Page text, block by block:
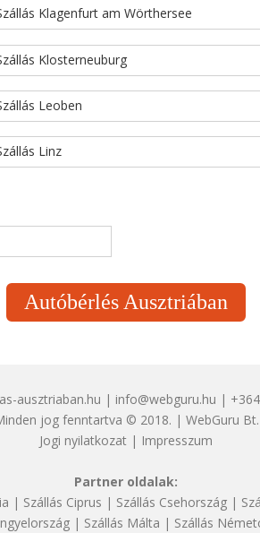
Klagenfurt am Wörthersee
Klosterneuburg
Leoben
Linz
Autóbérlés Ausztriában
ausztriaban.hu | info@webguru.hu |
jog fenntartva © 2018. | WebGuru Bt.
Jogi nyilatkozat | Impresszum
Partner oldalak:
| Szállás Ciprus | Szállás Csehország |
| Szállás Málta | Szállás